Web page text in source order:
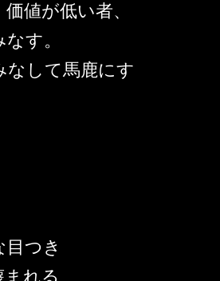
値が低い者、
す。
なして馬鹿にす
目つき
まれる